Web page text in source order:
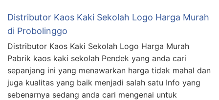
Distributor Kaos Kaki Sekolah Logo Harga Murah
di Probolinggo
Distributor Kaos Kaki Sekolah Logo Harga Murah
Pabrik kaos kaki sekolah Pendek yang anda cari
sepanjang ini yang menawarkan harga tidak mahal dan
juga kualitas yang baik menjadi salah satu Info yang
sebenarnya sedang anda cari mengenai untuk